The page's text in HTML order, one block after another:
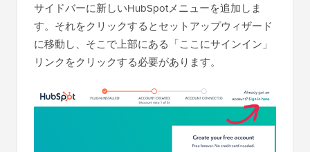
サイドバーに新しいHubSpotメニューを追加しま
す。それをクリックするとセットアップウィザード
に移動し、そこで上部にある「ここにサインイン」
リンクをクリックする必要があります。